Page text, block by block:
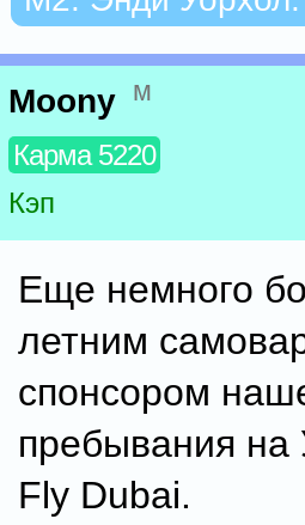
Moony м
Карма 5220
Кэп
Еще немного
летним
спонсором
пребывания на
Fly Dubai.